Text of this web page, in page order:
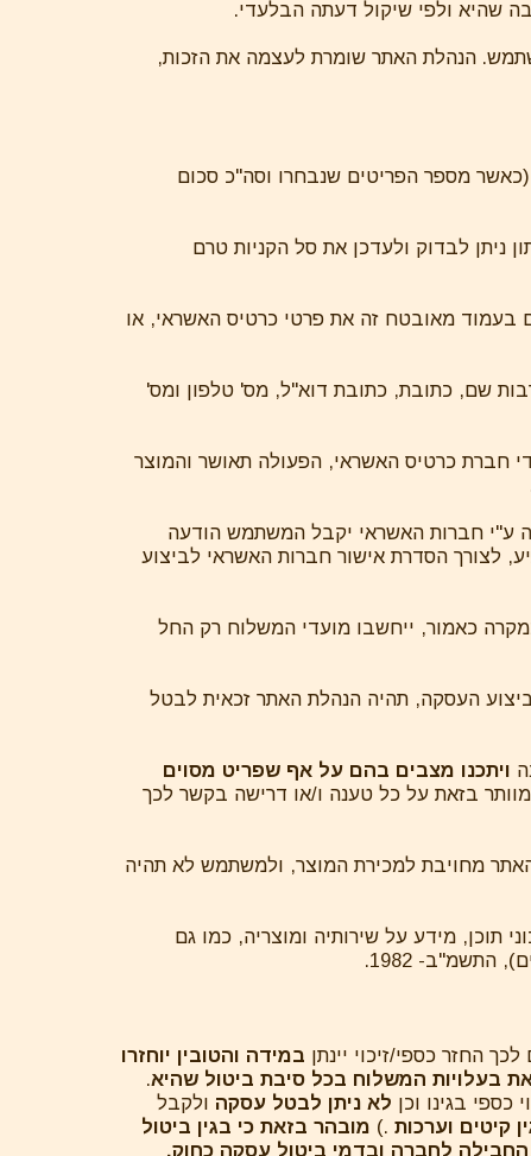
שהיא ולפי שיקול דעתה הבלעדי.
הנהלת האתר שומרת לעצמה את הזכות,
מספר הפריטים שנבחרו וסה"כ סכום
ניתן לבדוק ולעדכן את סל הקניות טרם
בעמוד מאובטח זה את פרטי כרטיס האשראי, או
שם, כתובת, כתובת דוא"ל, מס' טלפון ומס'
חברת כרטיס האשראי, הפעולה תאושר והמוצר
ע"י חברות האשראי יקבל המשתמש הודעה
לצורך הסדרת אישור חברות האשראי לביצוע
כאמור, ייחשבו מועדי המשלוח רק החל
למתן אישור לביצוע העסקה, תהיה הנהלת האתר זכאית לבטל
ויתכנו מצבים בהם על אף שפריט מסוים
בזאת על כל טענה ו/או דרישה בקשר לכך
האתר מחויבת למכירת המוצר, ולמשתמש לא תהיה
תוכן, מידע על שירותיה ומוצריה, כמו גם
החזר כספי/זיכוי יינתן במידה והטובין יוחזרו
בעלויות המשלוח בכל סיבת ביטול שהיא.
בגינו וכן לא ניתן לבטל עסקה ולקבל
קיטים וערכות .) מובהר בזאת כי בגין ביטול
לחברה ובדמי ביטול עסקה כחוק.